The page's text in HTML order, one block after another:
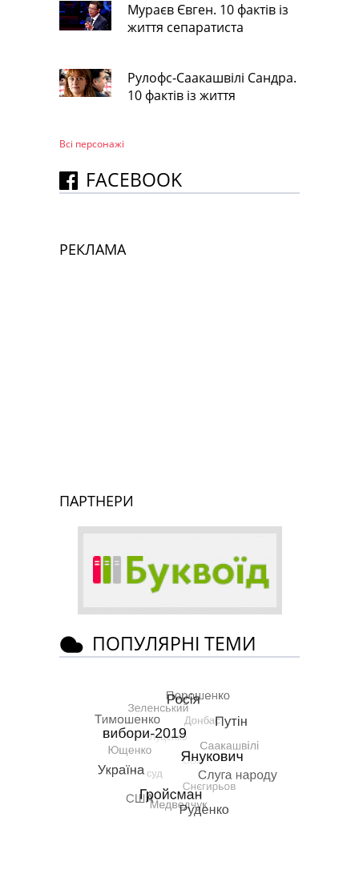
Мураєв Євген. 10 фактів із
життя сепаратиста
Рулофс-Саакашвілі Сандра.
10 фактів із життя
Всі персонажi
FACEBOOK
РЕКЛАМА
ПАРТНЕРИ
ПОПУЛЯРНІ ТЕМИ